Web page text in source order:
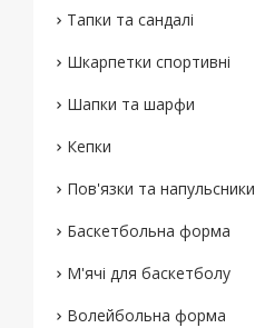
Тапки та сандалі
Шкарпетки спортивні
Шапки та шарфи
Кепки
Пов'язки та напульсники
Баскетбольна форма
М'ячі для баскетболу
Волейбольна форма